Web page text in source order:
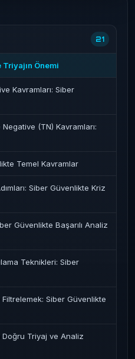
21
Önemi
Kavramları: Siber
(TN) Kavramları:
Temel Kavramlar
Siber Güvenlikte Kriz
Güvenlikte Başarılı Analiz
Teknikleri: Siber
Filtrelemek: Siber Güvenlikte
Doğru Triyaj ve Analiz